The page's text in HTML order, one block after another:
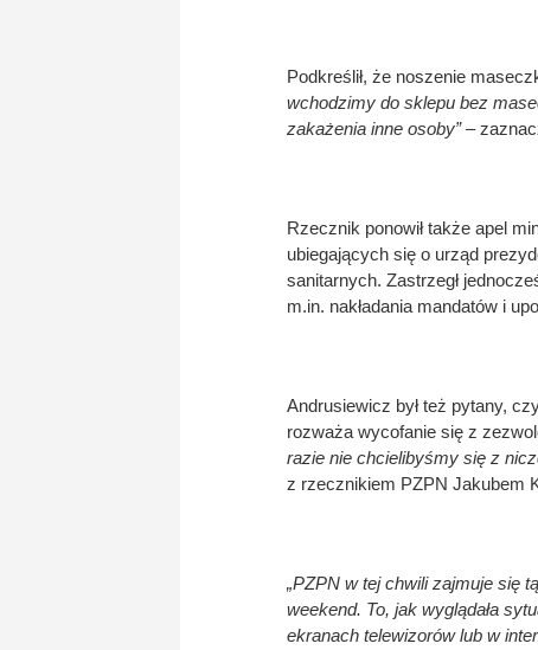
Podkreślił, że noszenie
wchodzimy do sklepu bez
zakażenia inne osoby” –
Rzecznik ponowił także apel
ubiegających się o urząd
sanitarnych. Zastrzegł
m.in. nakładania mandatów i
Andrusiewicz był też pytany,
rozważa wycofanie się z
razie nie chcielibyśmy się z
z rzecznikiem PZPN Jakubem
„PZPN w tej chwili zajmuje się
weekend. To, jak wyglądała
ekranach telewizorów lub w